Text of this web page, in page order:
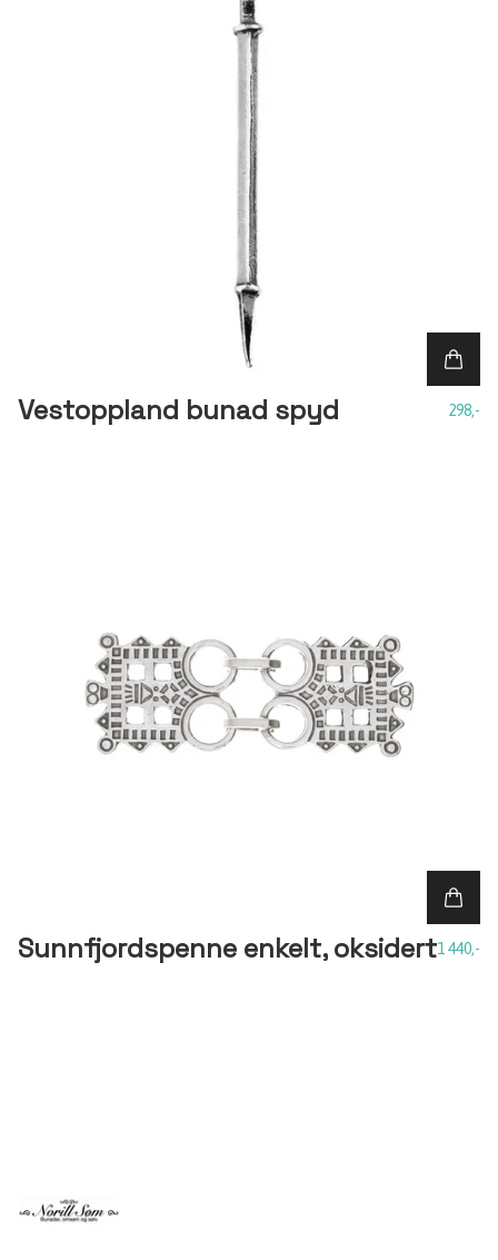
Vestoppland bunad spyd 298,-
Sunnfjordspenne enkelt, oksidert1 440,-